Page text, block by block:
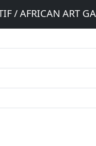
/ AFRICAN ART